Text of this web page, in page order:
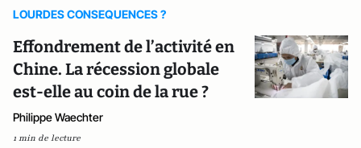
LOURDES CONSEQUENCES ?
Effondrement de l’activité en
Chine. La récession globale
est-elle au coin de la rue ?
Philippe Waechter
1 min de lecture